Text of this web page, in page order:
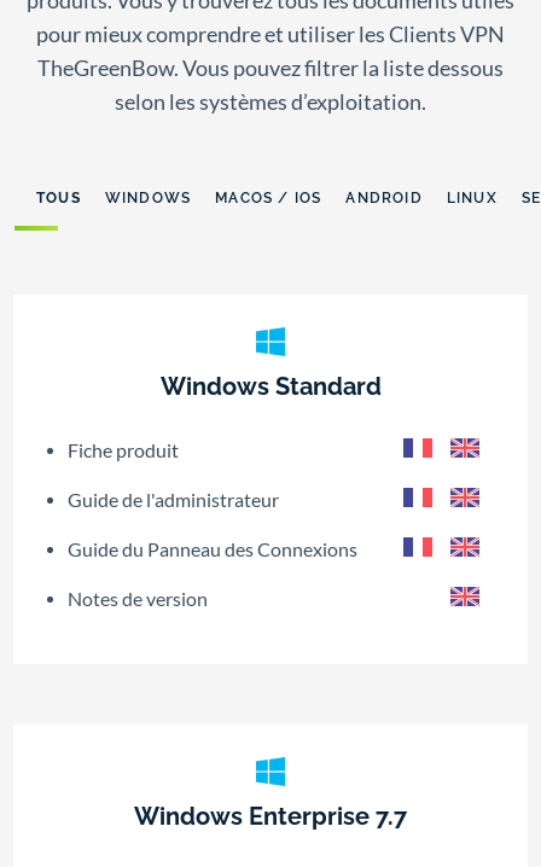
pour mieux comprendre et utiliser les Clients VPN
TheGreenBow. Vous pouvez filtrer la liste dessous
selon les systèmes d’exploitation.
TOUS WINDOWS MACOS / IOS ANDROID LINUX
Windows Standard
Fiche produit
Guide de l'administrateur
Guide du Panneau des Connexions
Notes de version
Windows Enterprise 7.7